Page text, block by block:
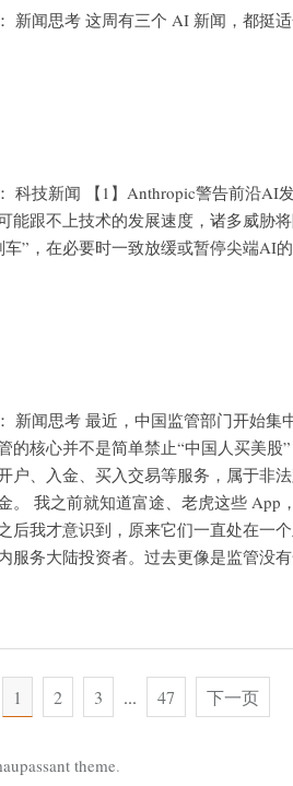
新闻思考 这周有三个 AI 新闻，都
科技新闻 【1】Anthropic警告前沿AI
能跟不上技术的发展速度，诸多威胁
车”，在必要时一致放缓或暂停尖端
新闻思考 最近，中国监管部门开始
的核心并不是简单禁止“中国人买美股
户、入金、买入交易等服务，属于非
。 我之前就知道富途、老虎这些 App
后我才意识到，原来它们一直处在一
服务大陆投资者。过去更像是监管没
1 2 3 ... 47 下一页
theme.